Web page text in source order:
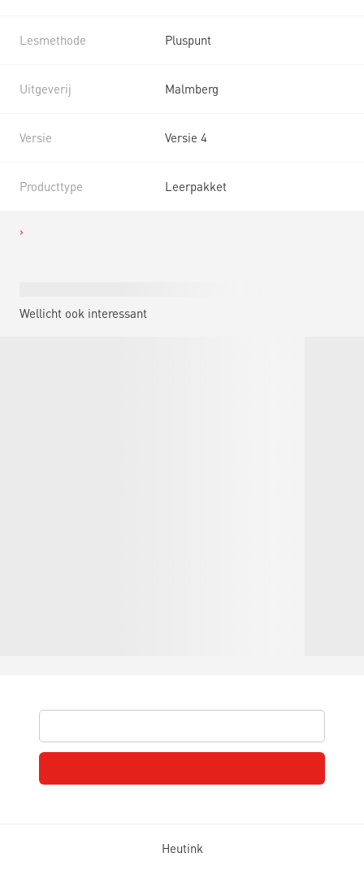
Lesmethode Pluspunt
Uitgeverij Malmberg
Versie Versie 4
Producttype Leerpakket
Wellicht ook interessant
Heutink